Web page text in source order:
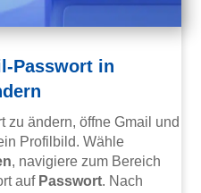
Passwort in
zu ändern, öffne Gmail und
Profilbild. Wähle
, navigiere zum Bereich
auf Passwort. Nach